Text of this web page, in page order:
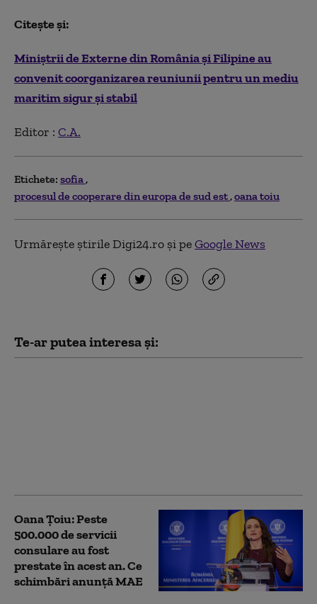
Citește și:
Miniştrii de Externe din România şi Filipine au
convenit coorganizarea reuniunii pentru un mediu
maritim sigur şi stabil
Editor : C.A.
Etichete: sofia
procesul de cooperare din europa de sud est oana toiu
Urmărește știrile Digi24.ro și peGoogle News
Te-ar putea interesa și:
Oana Țoiu: Peste
500.000 de servicii
consulare au fost
prestate în acest an. Ce
schimbări anunță MAE